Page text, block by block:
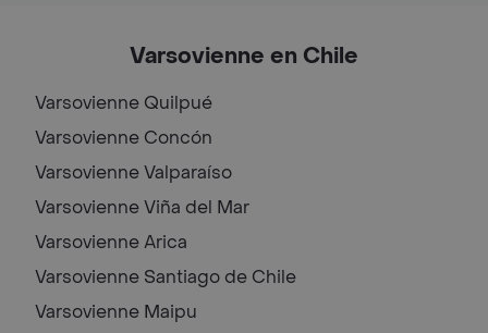
Varsovienne en Chile
Varsovienne Quilpué
Varsovienne Concón
VarsovienneValparaíso
VarsovienneViña del Mar
VarsovienneArica
Varsovienne Santiago de Chile
Varsovienne Maipu